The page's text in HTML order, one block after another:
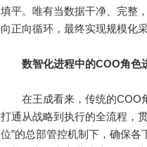
填平。唯有当数据干净、完整
向正向循环，最终实现规模化
数智化进程中的COO角色
在王成看来，传统的COO角
打通从战略到执行的全流程，
位”的总部管控机制下，确保